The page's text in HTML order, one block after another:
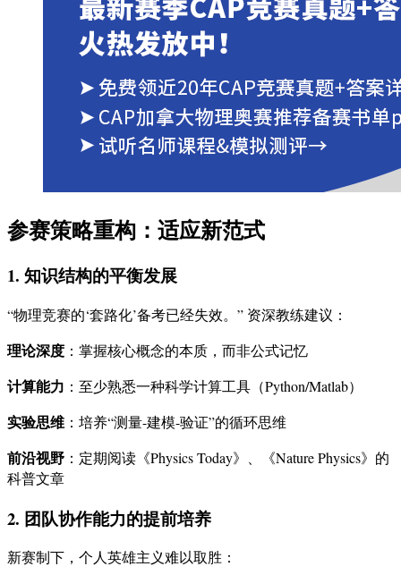
参赛策略重构：适应新范式
1. 知识结构的平衡发展
“物理竞赛的‘套路化’备考已经失效。” 资深教练建议：
理论深度 ：掌握核心概念的本质，而非公式记忆
计算能力 ：至少熟悉一种科学计算工具（Python/Matlab）
实验思维 ：培养“测量-建模-验证”的循环思维
前沿视野 ：定期阅读《Physics Today》、《Nature Physics》的
科普文章
2. 团队协作能力的提前培养
新赛制下，个人英雄主义难以取胜：